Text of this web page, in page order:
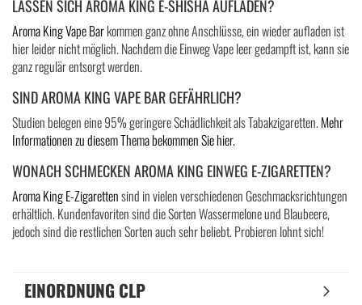
LASSEN SICH AROMA KING E-SHISHA AUFLADEN?
Aroma King Vape Barkommen ganz ohne Anschlüsse, ein wieder aufladen ist
hier leider nicht möglich. Nachdem die Einweg Vape leer gedampft ist, kann sie
ganz regulär entsorgt werden.
SIND AROMA KING VAPE BAR GEFÄHRLICH?
Studien belegen eine 95% geringere Schädlichkeit als Tabakzigaretten.Mehr
Informationen zu diesem Thema bekommen Sie hier.
WONACH SCHMECKEN AROMA KING EINWEG E-ZIGARETTEN?
Aroma King E-Zigarettensind in vielen verschiedenen Geschmacksrichtungen
erhältlich. Kundenfavoriten sind die Sorten Wassermelone und Blaubeere,
jedoch sind die restlichen Sorten auch sehr beliebt. Probieren lohnt sich!
EINORDNUNG CLP